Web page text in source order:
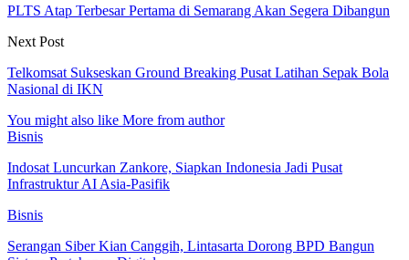
PLTS Atap Terbesar Pertama di Semarang Akan Segera Dibangun
Next Post
Telkomsat Sukseskan Ground Breaking Pusat Latihan Sepak Bola
Nasional di IKN
You might also like More from author
Bisnis
Indosat Luncurkan Zankore, Siapkan Indonesia Jadi Pusat
Infrastruktur AI Asia-Pasifik
Bisnis
Serangan Siber Kian Canggih, Lintasarta Dorong BPD Bangun